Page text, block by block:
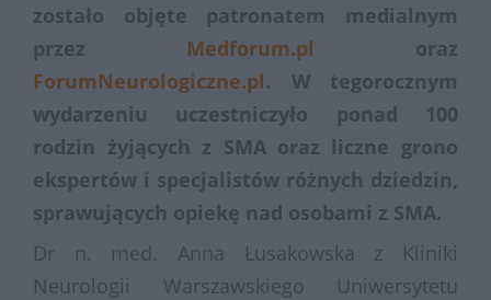
zostało objęte patronatem medialnym
przez Medforum.pl oraz
ForumNeurologiczne.pl. W tegorocznym
wydarzeniu uczestniczyło ponad 100
rodzin żyjących z SMA oraz liczne grono
ekspertów i specjalistów różnych dziedzin,
sprawujących opiekę nad osobami z SMA.
Dr n. med. Anna Łusakowska z Kliniki
Neurologii Warszawskiego Uniwersytetu